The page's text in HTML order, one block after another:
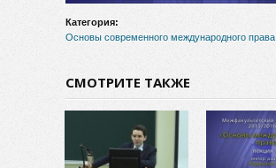
Категория:
Основы современного международного права
СМОТРИТЕ ТАКЖЕ